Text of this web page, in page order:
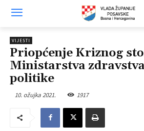
VIJESTI
Priopćenje Kriznog
Ministarstva
politike
10. ožujka 2021. 1917